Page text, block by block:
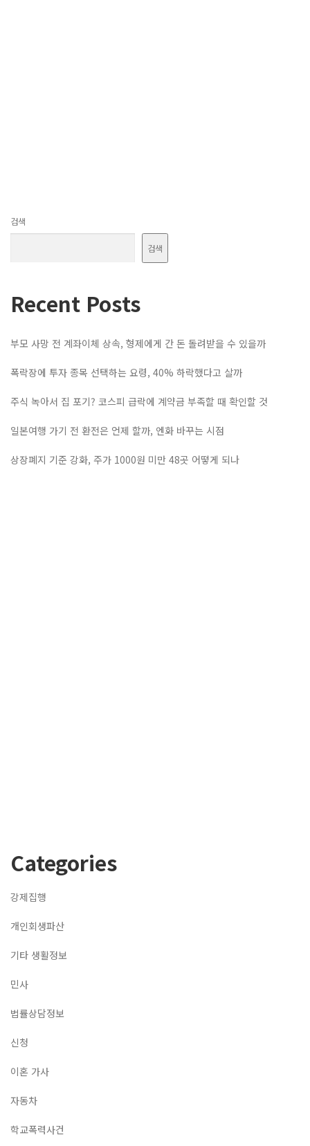
검색
검색
Recent Posts
부모 사망 전 계좌이체 상속, 형제에게 간 돈 돌려받을 수 있을까
폭락장에 투자 종목 선택하는 요령, 40% 하락했다고 살까
주식 녹아서 집 포기? 코스피 급락에 계약금 부족할 때 확인할 것
일본여행 가기 전 환전은 언제 할까, 엔화 바꾸는 시점
상장폐지 기준 강화, 주가 1000원 미만 48곳 어떻게 되나
Categories
강제집행
개인회생파산
기타 생활정보
민사
법률상담정보
신청
이혼 가사
자동차
학교폭력사건